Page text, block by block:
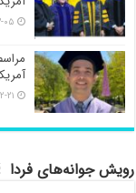
رویش جوانه‌های فردا